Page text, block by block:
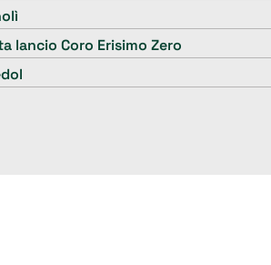
lancio Coro Erisimo Zero